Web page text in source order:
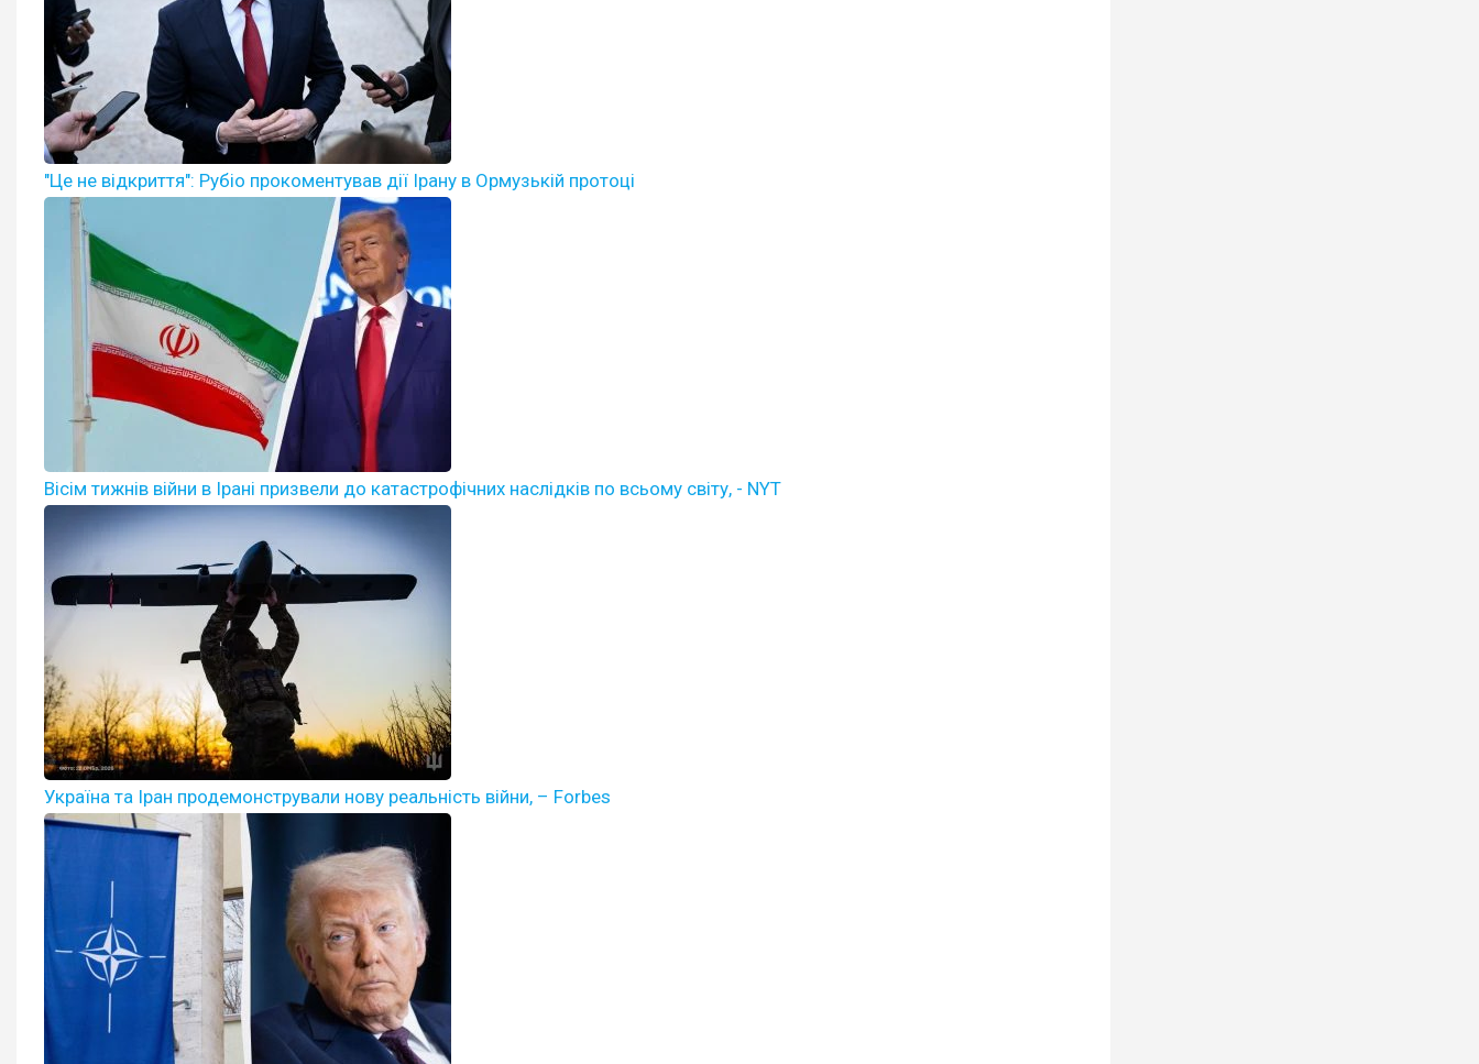
"Це не відкриття": Рубіо прокоментував дії Ірану в Ормузькій протоці
Вісім тижнів війни в Ірані призвели до катастрофічних наслідків по всьому світу, - NYT
Україна та Іран продемонстрували нову реальність війни, – Forbes